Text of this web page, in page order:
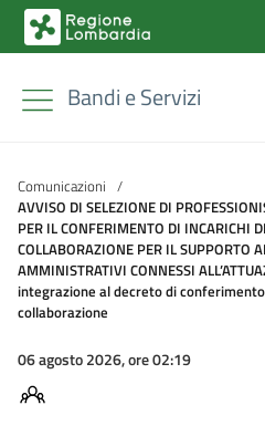
Bandi e Servizi
Comunicazioni /
AVVISO DI SELEZIONE DI
PER IL CONFERIMENTO DI INCARICHI DI
COLLABORAZIONE PER IL SUPPORTO
AMMINISTRATIVI CONNESSI
integrazione al decreto di
collaborazione
06 agosto 2026, ore 02:19